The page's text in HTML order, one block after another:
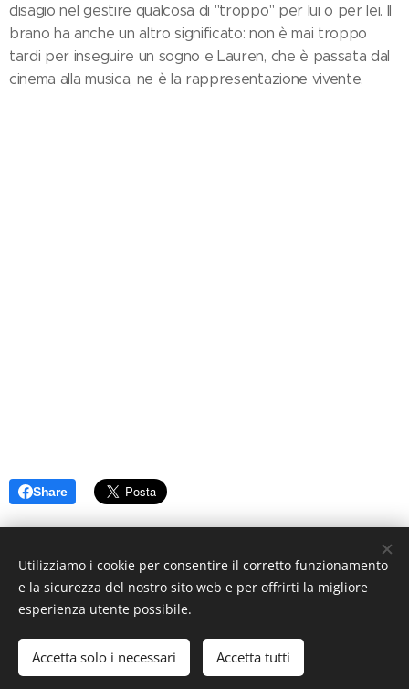
disagio nel gestire qualcosa di "troppo" per lui o per lei. Il
brano ha anche un altro significato: non è mai troppo
tardi per inseguire un sogno e Lauren, che è passata dal
cinema alla musica, ne è la rappresentazione vivente.
Share
© 2019 www.artistionline.tv
Email: info@artistionline.tv Tel.3925001708 P.IVA 02838250351
Cookies
Utilizziamo i cookie per consentire il corretto funzionamento
e la sicurezza del nostro sito web e per offrirti la migliore
esperienza utente possibile.
Accetta solo i necessari Accetta tutti